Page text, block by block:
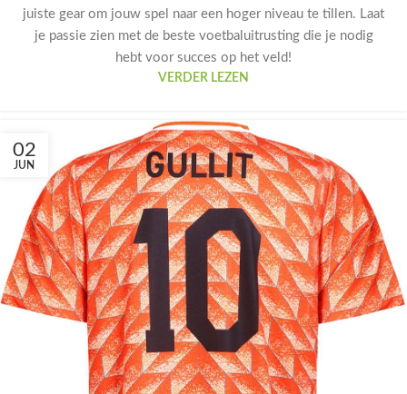
juiste gear om jouw spel naar een hoger niveau te tillen. Laat
je passie zien met de beste voetbaluitrusting die je nodig
hebt voor succes op het veld!
VERDER LEZEN
02
JUN